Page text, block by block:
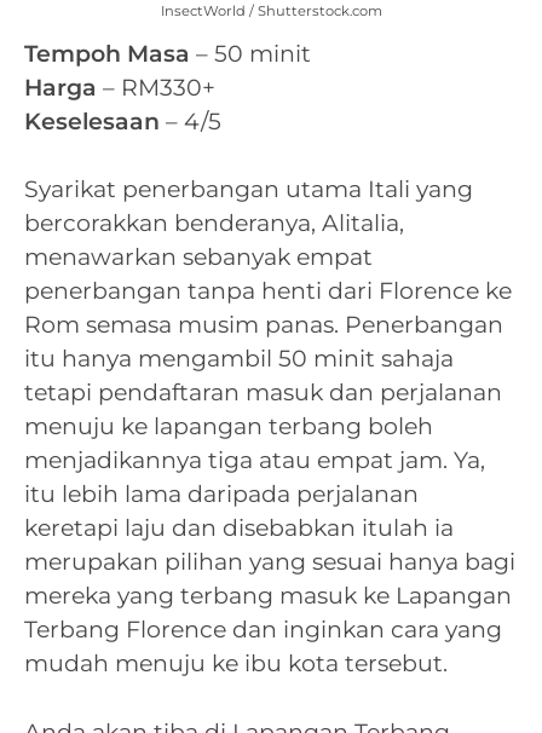
InsectWorld / Shutterstock.com
Tempoh Masa – 50 minit
Harga – RM330+
Keselesaan – 4/5
Syarikat penerbangan utama Itali yang
bercorakkan benderanya, Alitalia,
menawarkan sebanyak empat
penerbangan tanpa henti dari Florence ke
Rom semasa musim panas. Penerbangan
itu hanya mengambil 50 minit sahaja
tetapi pendaftaran masuk dan perjalanan
menuju ke lapangan terbang boleh
menjadikannya tiga atau empat jam. Ya,
itu lebih lama daripada perjalanan
keretapi laju dan disebabkan itulah ia
merupakan pilihan yang sesuai hanya bagi
mereka yang terbang masuk ke Lapangan
Terbang Florence dan inginkan cara yang
mudah menuju ke ibu kota tersebut.